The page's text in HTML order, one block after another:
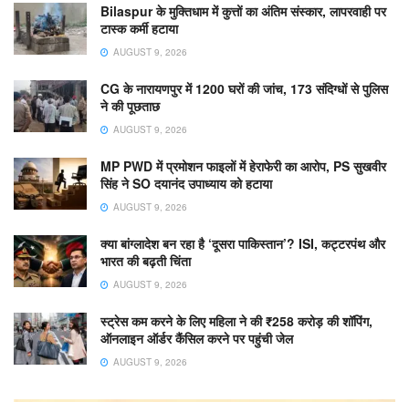
Bilaspur के मुक्तिधाम में कुत्तों का अंतिम संस्कार, लापरवाही पर
टास्क कर्मी हटाया
AUGUST 9, 2026
CG के नारायणपुर में 1200 घरों की जांच, 173 संदिग्धों से पुलिस
ने की पूछताछ
AUGUST 9, 2026
MP PWD में प्रमोशन फाइलों में हेराफेरी का आरोप, PS सुखवीर
सिंह ने SO दयानंद उपाध्याय को हटाया
AUGUST 9, 2026
क्या बांग्लादेश बन रहा है ‘दूसरा पाकिस्तान’? ISI, कट्टरपंथ और
भारत की बढ़ती चिंता
AUGUST 9, 2026
स्ट्रेस कम करने के लिए महिला ने की ₹258 करोड़ की शॉपिंग,
ऑनलाइन ऑर्डर कैंसिल करने पर पहुंची जेल
AUGUST 9, 2026